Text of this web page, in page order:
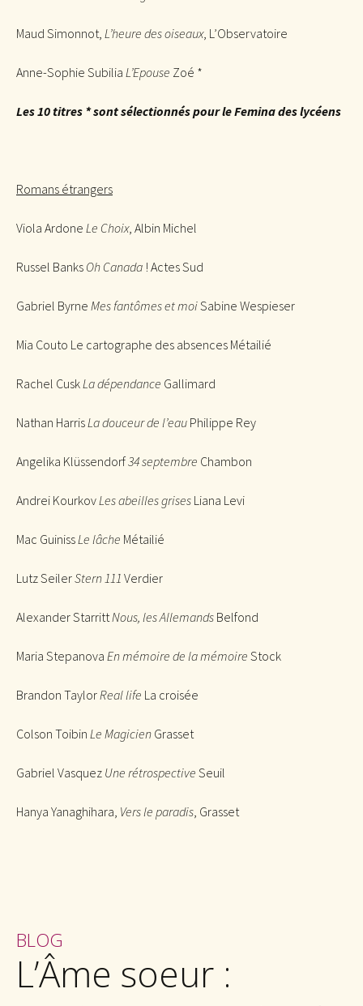
Maud Simonnot, L’heure des oiseaux, L’Observatoire
Anne-Sophie Subilia L’Epouse Zoé *
Les 10 titres * sont sélectionnés pour le Femina des lycéens
Romans étrangers
Viola Ardone Le Choix, Albin Michel
Russel Banks Oh Canada ! Actes Sud
Gabriel Byrne Mes fantômes et moiSabine Wespieser
Mia Couto Le cartographe des absences Métailié
Rachel CuskLa dépendance Gallimard
Nathan HarrisLa douceur de l’eau Philippe Rey
Angelika Klüssendorf34 septembre Chambon
Andrei KourkovLes abeilles grises Liana Levi
Mac GuinissLe lâche Métailié
Lutz SeilerStern 111 Verdier
Alexander StarrittNous, les Allemands Belfond
Maria Stepanova En mémoire de la mémoire Stock
Brandon TaylorReal life La croisée
Colson Toibin Le Magicien Grasset
Gabriel Vasquez Une rétrospective Seuil
Hanya Yanaghihara, Vers le paradis, Grasset
BLOG
L’Âme soeur :